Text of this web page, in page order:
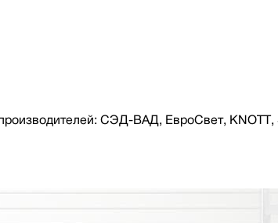
СЭД-ВАД, ЕвроСвет, KNOTT,